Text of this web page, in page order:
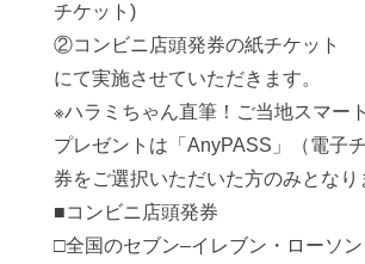
チケット)
②コンビニ店頭発券の紙チケット
にて実施させていただきます。
※ハラミちゃん直筆！ご当地スマー
プレゼントは「AnyPASS」（電子
券をご選択いただいた方のみとなり
■コンビニ店頭発券
□全国のセブン–イレブン・ローソ